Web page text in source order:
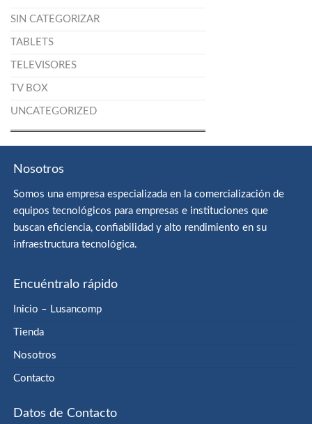
SIN CATEGORIZAR
TABLETS
TELEVISORES
TV BOX
UNCATEGORIZED
Nosotros
Somos una empresa especializada en la comercialización de
equipos tecnológicos para empresas e instituciones que
buscan eficiencia, confiabilidad y alto rendimiento en su
infraestructura tecnológica.
Encuéntralo rápido
Inicio – Lusancomp
Tienda
Nosotros
Contacto
Datos de Contacto